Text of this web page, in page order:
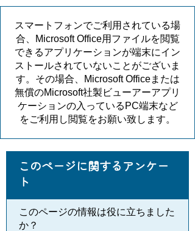
スマートフォンでご利用されている場
合、Microsoft Office用ファイルを閲覧
できるアプリケーションが端末にイン
ストールされていないことがございま
す。その場合、Microsoft Officeまたは
無償のMicrosoft社製ビューアーアプリ
ケーションの入っているPC端末など
をご利用し閲覧をお願い致します。
このページに関するアンケー
ト
このページの情報は役に立ちました
か？